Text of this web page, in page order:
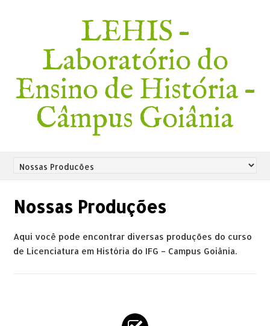
LEHIS –
Laboratório do
Ensino de História –
Câmpus Goiânia
Nossas Produções
Aqui você pode encontrar diversas produções do curso
de Licenciatura em História do IFG – Campus Goiânia.